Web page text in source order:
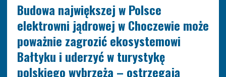
Budowa największej w Polsce
elektrowni jądrowej w Choczewie może
poważnie zagrozić ekosystemowi
Bałtyku i uderzyć w turystykę
polskiego wybrzeża – ostrzegają